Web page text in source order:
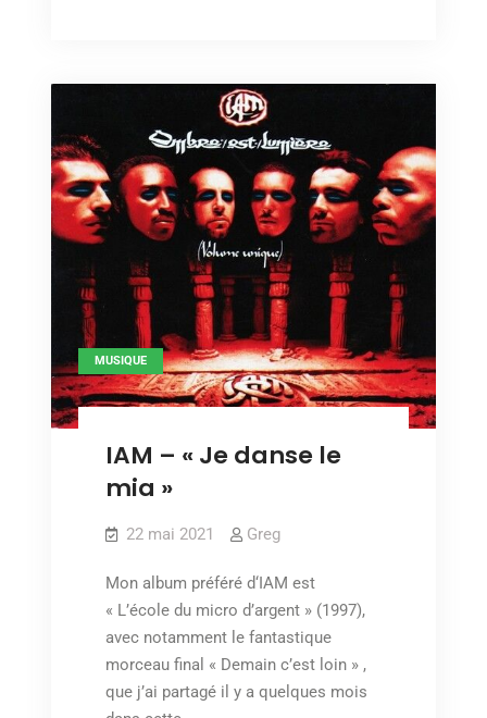
MUSIQUE
IAM – « Je danse le
mia »
22 mai 2021 Greg
Mon album préféré d‘IAM est
« L’école du micro d’argent » (1997),
avec notamment le fantastique
morceau final « Demain c’est loin » ,
que j’ai partagé il y a quelques mois